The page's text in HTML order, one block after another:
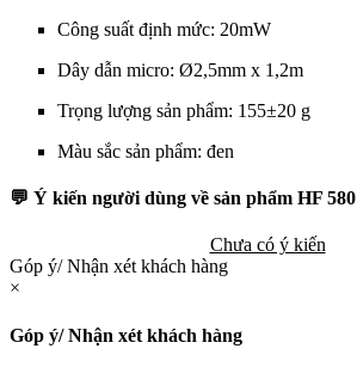
Công suất định mức: 20mW
Dây dẫn micro: Ø2,5mm x 1,2m
Trọng lượng sản phẩm: 155±20 g
Màu sắc sản phẩm: đen
💬 Ý kiến người dùng về sản phẩm HF 580
Chưa có ý kiến
Góp ý/ Nhận xét khách hàng
×
Góp ý/ Nhận xét khách hàng